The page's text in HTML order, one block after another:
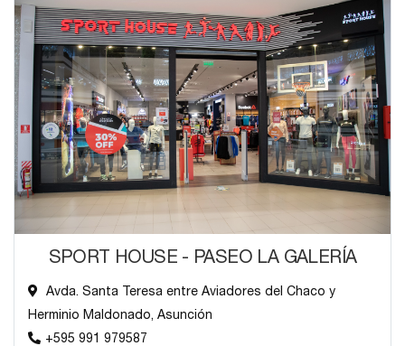
SPORT HOUSE - PASEO LA GALERÍA
Avda. Santa Teresa entre Aviadores del Chaco y
Herminio Maldonado, Asunción
+595 991 979587